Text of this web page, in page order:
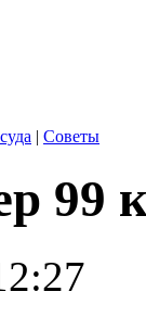
| Советы
99